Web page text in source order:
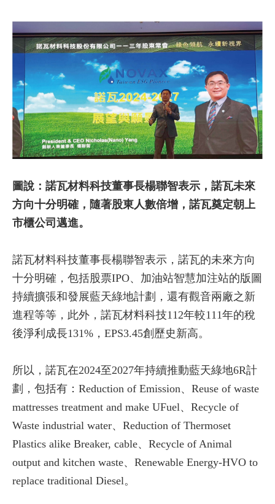
圖說：諾瓦材料科技董事長楊聯智表示，諾瓦未來
方向十分明確，隨著股東人數倍增，諾瓦奠定朝上
市櫃公司邁進。
諾瓦材料科技董事長楊聯智表示，諾瓦的未來方向
十分明確，包括股票IPO、加油站智慧加注站的版圖
持續擴張和發展藍天綠地計劃，還有觀音兩廠之新
進程等等，此外，諾瓦材料科技112年較111年的稅
後淨利成長131%，EPS3.45創歷史新高。
所以，諾瓦在2024至2027年持續推動藍天綠地6R計
劃，包括有：Reduction of Emission、Reuse of waste
mattresses treatment and make UFuel、Recycle of
Waste industrial water、Reduction of Thermoset
Plastics alike Breaker, cable、Recycle of Animal
output and kitchen waste、Renewable Energy-HVO to
replace traditional Diesel。